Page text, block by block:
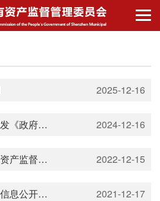
2025-12-16
国务院办公厅关于印发《政府信息公开信息处理费管理办法》的通知（国办函〔2020〕109号） 2024-12-16
深圳市人民政府国有资产监督管理委员会信息公开实施办法 2022-12-15
中华人民共和国政府信息公开条例 2021-12-17